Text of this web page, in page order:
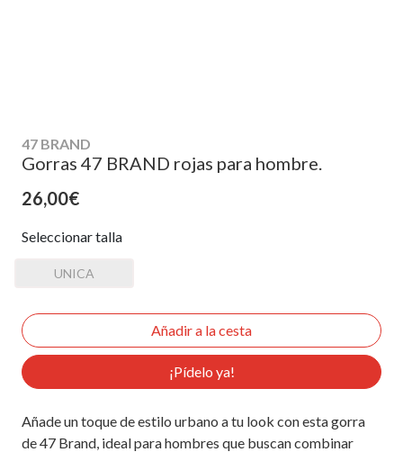
47 BRAND
Gorras 47 BRAND rojas para hombre.
26,00€
Seleccionar talla
UNICA
¡Pídelo ya!
Añade un toque de estilo urbano a tu look con esta gorra
de 47 Brand, ideal para hombres que buscan combinar